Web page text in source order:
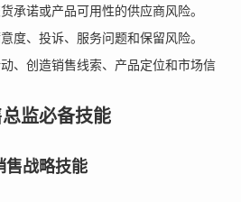
承诺或产品可用性的供应商风险。
度、投诉、服务问题和保留风险。
、创造销售线索、产品定位和市场信
监必备技能
售战略技能